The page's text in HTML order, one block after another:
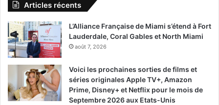
Articles récents
L’Alliance Française de Miami s’étend à Fort
Lauderdale, Coral Gables et North Miami
août 7, 2026
Voici les prochaines sorties de films et
séries originales Apple TV+, Amazon
Prime, Disney+ et Netflix pour le mois de
Septembre 2026 aux Etats-Unis